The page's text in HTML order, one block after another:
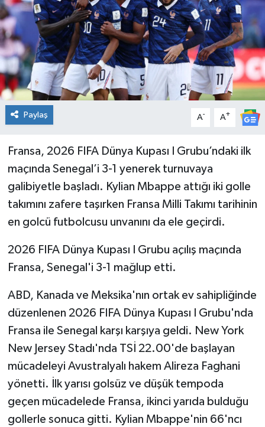
Paylaş A- A+
Fransa, 2026 FIFA Dünya Kupası I Grubu’ndaki ilk
maçında Senegal’i 3-1 yenerek turnuvaya
galibiyetle başladı. Kylian Mbappe attığı iki golle
takımını zafere taşırken Fransa Milli Takımı tarihinin
en golcü futbolcusu unvanını da ele geçirdi.
2026 FIFA Dünya Kupası I Grubu açılış maçında
Fransa, Senegal'i 3-1 mağlup etti.
ABD, Kanada ve Meksika'nın ortak ev sahipliğinde
düzenlenen 2026 FIFA Dünya Kupası I Grubu'nda
Fransa ile Senegal karşı karşıya geldi. New York
New Jersey Stadı'nda TSİ 22.00'de başlayan
mücadeleyi Avustralyalı hakem Alireza Faghani
yönetti. İlk yarısı golsüz ve düşük tempoda
geçen mücadelede Fransa, ikinci yarıda bulduğu
gollerle sonuca gitti. Kylian Mbappe'nin 66'ncı
Politika
Sağlık
Spor
Turizm
Yaşam